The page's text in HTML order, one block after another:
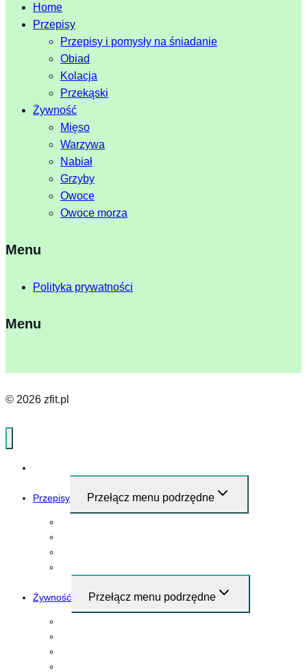
Home
Przepisy
Przepisy i pomysły na śniadanie
Obiad
Kolacja
Przekąski
Żywność
Mięso
Warzywa
Nabiał
Grzyby
Owoce
Owoce morza
Menu
Polityka prywatności
Menu
© 2026 zfit.pl
Przepisy Przełącz menu podrzędne
Żywność Przełącz menu podrzędne